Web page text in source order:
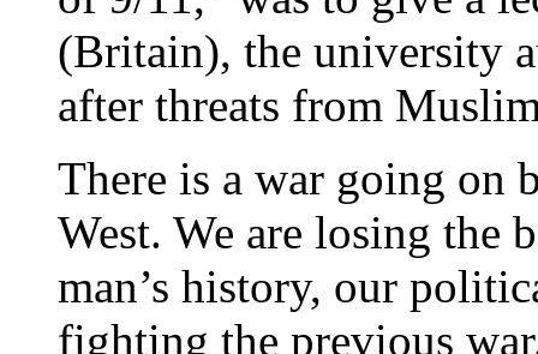
(Britain), the university
after threats from
There is a war going on
West. We are losing the
man’s history, our
fighting the previous